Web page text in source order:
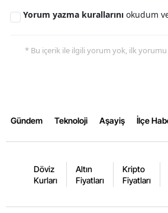
Yorum yazma kurallarını okudum
* Bu içerik ile ilgili yorum yok, ilk yorumu
Gündem Teknoloji Aşayiş İlçe
Döviz
Kurları
Altın
Fiyatları
Kripto
Fiyatları